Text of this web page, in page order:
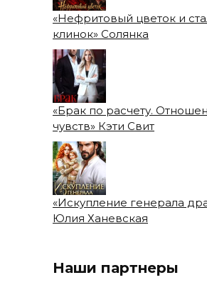
«Нефритовый цветок и
клинок» Солянка
«Брак по расчету.
чувств» Кэти Свит
«Искупление генерала
Юлия Ханевская
Наши партнеры